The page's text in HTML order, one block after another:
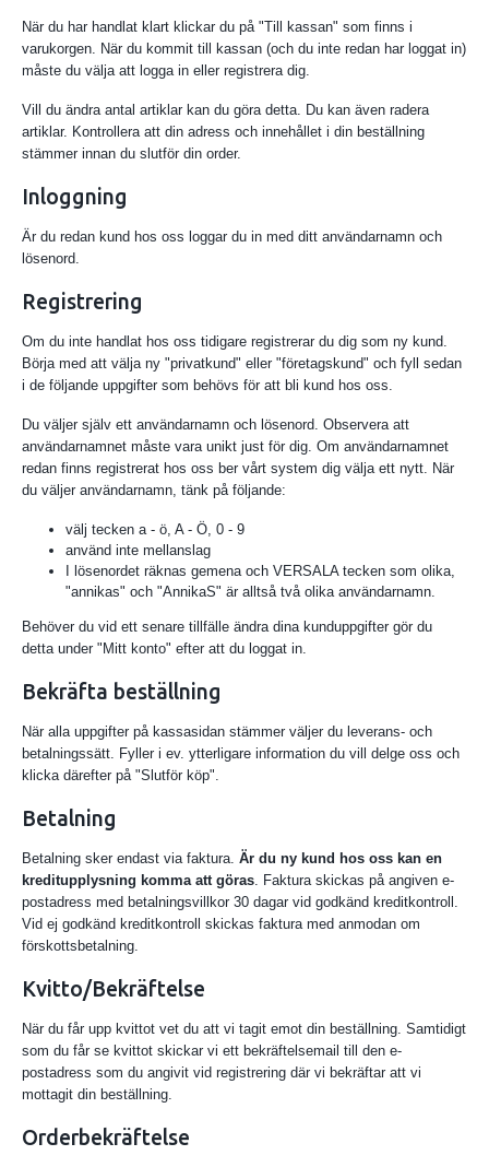
När du har handlat klart klickar du på "Till kassan" som finns i
varukorgen. När du kommit till kassan (och du inte redan har loggat in)
måste du välja att logga in eller registrera dig.
Vill du ändra antal artiklar kan du göra detta. Du kan även radera
artiklar. Kontrollera att din adress och innehållet i din beställning
stämmer innan du slutför din order.
Inloggning
Är du redan kund hos oss loggar du in med ditt användarnamn och
lösenord.
Registrering
Om du inte handlat hos oss tidigare registrerar du dig som ny kund.
Börja med att välja ny "privatkund" eller "företagskund" och fyll sedan
i de följande uppgifter som behövs för att bli kund hos oss.
Du väljer själv ett användarnamn och lösenord. Observera att
användarnamnet måste vara unikt just för dig. Om användarnamnet
redan finns registrerat hos oss ber vårt system dig välja ett nytt. När
du väljer användarnamn, tänk på följande:
välj tecken a - ö, A - Ö, 0 - 9
använd inte mellanslag
I lösenordet räknas gemena och VERSALA tecken som olika,
"annikas" och "AnnikaS" är alltså två olika användarnamn.
Behöver du vid ett senare tillfälle ändra dina kunduppgifter gör du
detta under "Mitt konto" efter att du loggat in.
Bekräfta beställning
När alla uppgifter på kassasidan stämmer väljer du leverans- och
betalningssätt. Fyller i ev. ytterligare information du vill delge oss och
klicka därefter på "Slutför köp".
Betalning
Betalning sker endast via faktura. Är du ny kund hos oss kan en
kreditupplysning komma att göras . Faktura skickas på angiven e-
postadress med betalningsvillkor 30 dagar vid godkänd kreditkontroll.
Vid ej godkänd kreditkontroll skickas faktura med anmodan om
förskottsbetalning.
Kvitto/Bekräftelse
När du får upp kvittot vet du att vi tagit emot din beställning. Samtidigt
som du får se kvittot skickar vi ett bekräftelsemail till den e-
postadress som du angivit vid registrering där vi bekräftar att vi
mottagit din beställning.
Orderbekräftelse